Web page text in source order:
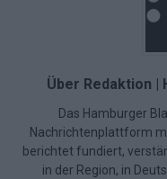
Über Redaktion |
Das Hamburger
Nachrichtenplattform
berichtet fundiert,
in der Region, in